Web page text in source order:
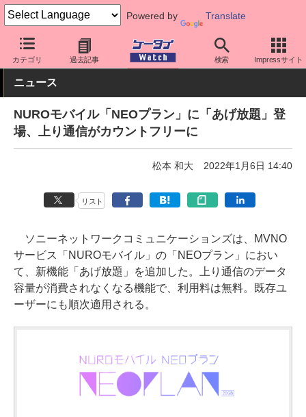
Powered by Translate
カテゴリ 過去記事 検索 Impressサイト
ケータイ Watch 格安スマホ/格安SIM 格安SIM/MVNO アプリ
ニュース
NUROモバイル「NEOプラン」に「あげ放題」登
場、上り通信がカウントフリーに
松本 和大 2022年1月6日 14:40
リスト
ソニーネットワークコミュニケーションズは、MVNO
サービス「NUROモバイル」の「NEOプラン」におい
て、新機能「あげ放題」を追加した。上り通信のデータ
容量が消費されなくなる機能で、利用料は無料。既存ユ
ーザーにも順次適用される。